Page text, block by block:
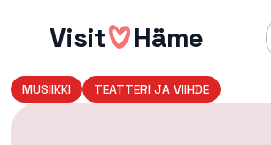
sisältöönVisit Häme
MUSIIKKI TEATTERI JA VIIHDE